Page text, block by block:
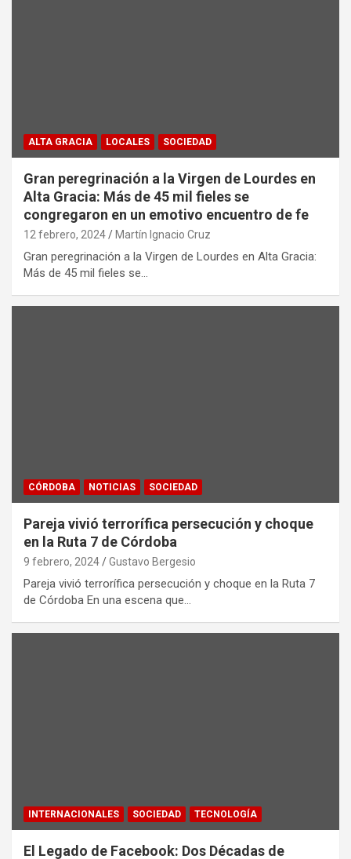
ALTA GRACIA LOCALES SOCIEDAD
Gran peregrinación a la Virgen de Lourdes en
Alta Gracia: Más de 45 mil fieles se
congregaron en un emotivo encuentro de fe
12 febrero, 2024 Martín Ignacio Cruz
Gran peregrinación a la Virgen de Lourdes en Alta Gracia:
Más de 45 mil fieles se…
CÓRDOBA NOTICIAS SOCIEDAD
Pareja vivió terrorífica persecución y choque
en la Ruta 7 de Córdoba
9 febrero, 2024 Gustavo Bergesio
Pareja vivió terrorífica persecución y choque en la Ruta 7
de Córdoba En una escena que…
INTERNACIONALES SOCIEDAD TECNOLOGÍA
El Legado de Facebook: Dos Décadas de